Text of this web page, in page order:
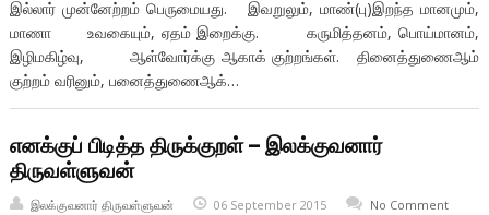
இல்லார் முன்னேற்றம் பெருமையது. இவறுலும், மாண்(பு)இறந்த மானமும்,
மாணா உவகையும், ஏதம் இறைக்கு. கருமித்தனம், பொய்மானம்,
இழிமகிழ்வு, ஆள்வோர்க்கு ஆகாக் குற்றங்கள். தினைத்துணைஆம்
குற்றம் வரினும், பனைத்துணைஆக்…
எனக்குப் பிடித்த திருக்குறள் – இலக்குவனார்
திருவள்ளுவன்
இலக்குவனார் திருவள்ளுவன் 06 September 2015 No Comment